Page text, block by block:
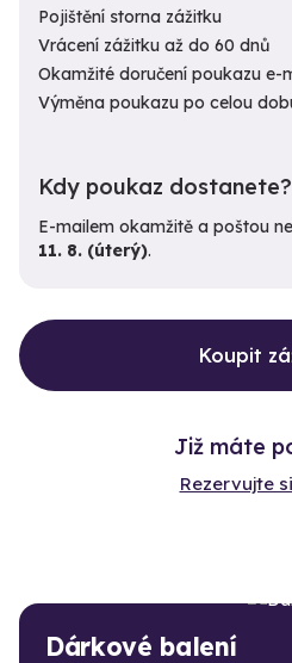
Pojištění storna zážitku
Vrácení zážitku až do 60 dnů
Okamžité doručení poukazu e-
Výměna poukazu po celou
Kdy poukaz dostanete?
E-mailem okamžitě a poštou
11. 8. (úterý).
Koupit
Již máte
Rezervujte
Dárkové balení